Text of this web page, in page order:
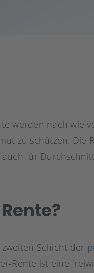
werden nach wie
zu schützen. Die
für
Schicht der
Rente ist eine